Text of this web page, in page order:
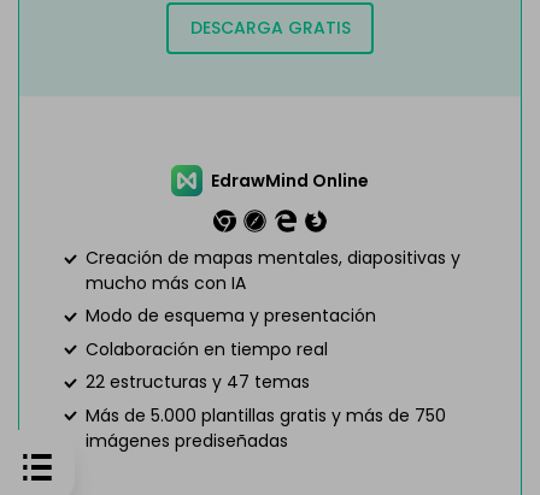
DESCARGA GRATIS
EdrawMind Online
Creación de mapas mentales, diapositivas y
mucho más con IA
Modo de esquema y presentación
Colaboración en tiempo real
22 estructuras y 47 temas
Más de 5.000 plantillas gratis y más de 750
imágenes prediseñadas